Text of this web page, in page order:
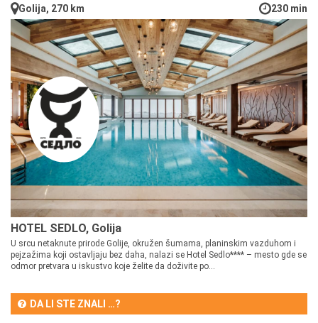
Golija, 270 km 230 min
HOTEL SEDLO, Golija
U srcu netaknute prirode Golije, okružen šumama, planinskim vazduhom i
pejzažima koji ostavljaju bez daha, nalazi se Hotel Sedlo**** – mesto gde se
odmor pretvara u iskustvo koje želite da doživite po...
DA LI STE ZNALI …?